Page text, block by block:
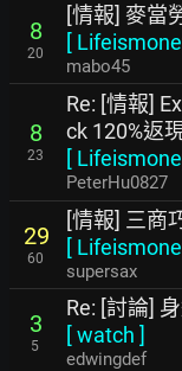
8
20
[情報] 麥當
[
mabo45
8
23
Re: [情報]
ck 120%返
[
PeterHu0827
29
60
[情報] 三商
[
supersax
3
5
Re: [討論]
[watch ]
edwingdef